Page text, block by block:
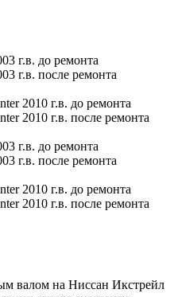
валом на Ниссан Икстрейл